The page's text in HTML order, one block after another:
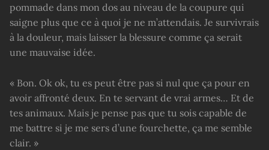
pommade dans mon dos au niveau de la coupure qui
saigne plus que ce à quoi je ne m’attendais. Je survivrais
à la douleur, mais laisser la blessure comme ça serait
une mauvaise idée.
« Bon. Ok ok, tu es peut être pas si nul que ça pour en
avoir affronté deux. En te servant de vrai armes… Et de
tes animaux. Mais je pense pas que tu sois capable de
me battre si je me sers d’une fourchette, ça me semble
clair. »